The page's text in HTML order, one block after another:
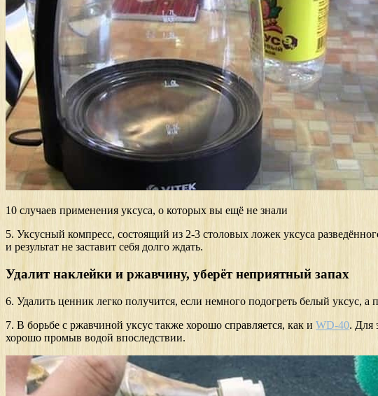
10 случаев применения уксуса, о которых вы ещё не знали
5. Уксусный компресс, состоящий из 2-3 столовых ложек уксуса
и результат не заставит себя долго ждать.
Удалит наклейки и ржавчину, уберёт неприятный запах
6. Удалить ценник легко получится, если немного подогреть белый уксус,
7. В борьбе с ржавчиной уксус также хорошо справляется, как и WD-40. Для
хорошо промыв водой впоследствии.